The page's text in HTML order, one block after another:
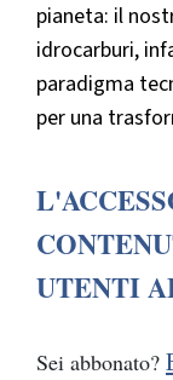
pianeta: il
idrocarburi,
paradigma
per una
UTENTI
Sei abbonato?